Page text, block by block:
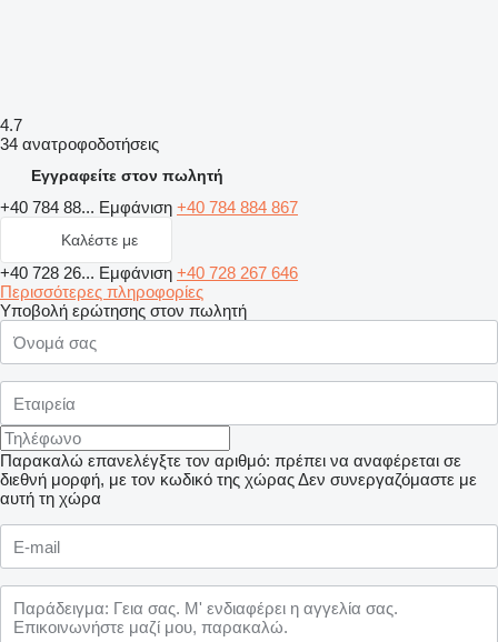
4.7
34 ανατροφοδοτήσεις
Εγγραφείτε στον πωλητή
+40 784 88... Εμφάνιση +40 784 884 867
Καλέστε με
+40 728 26... Εμφάνιση +40 728 267 646
Περισσότερες πληροφορίες
Υποβολή ερώτησης στον πωλητή
Παρακαλώ επανελέγξτε τον αριθμό: πρέπει να αναφέρεται σε
διεθνή μορφή, με τον κωδικό της χώραςΔεν συνεργαζόμαστε με
αυτή τη χώρα